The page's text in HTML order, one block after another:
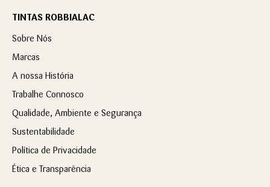
TINTAS ROBBIALAC
Sobre Nós
Marcas
A nossa História
Trabalhe Connosco
Qualidade, Ambiente e Segurança
Sustentabilidade
Política de Privacidade
Ética e Transparência